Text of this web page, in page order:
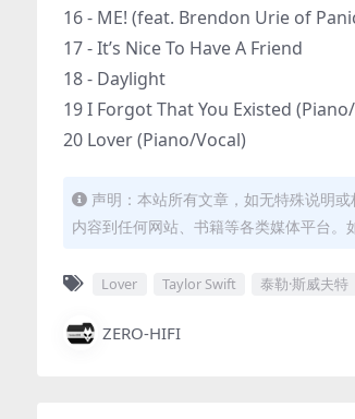
16 - ME! (feat. Brendon Urie of
17 - It’s Nice To Have A Friend
18 - Daylight
19 I Forgot That You Existed
20 Lover (Piano/Vocal)
声明：本站所有文章，如无特殊说明
内容到任何网站、书籍等各类媒体平台。
Lover Taylor Swift 泰勒·斯威夫特
ZERO-HIFI